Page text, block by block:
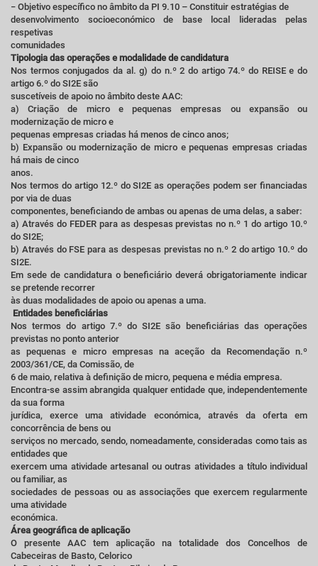
− Objetivo específico no âmbito da PI 9.10 – Constituir estratégias de
desenvolvimento socioeconómico de base local lideradas pelas
respetivas
comunidades
Tipologia das operações e modalidade de candidatura
Nos termos conjugados da al. g) do n.º 2 do artigo 74.º do REISE e do
artigo 6.º do SI2E são
suscetíveis de apoio no âmbito deste AAC:
a) Criação de micro e pequenas empresas ou expansão ou
modernização de micro e
pequenas empresas criadas há menos de cinco anos;
b) Expansão ou modernização de micro e pequenas empresas criadas
há mais de cinco
anos.
Nos termos do artigo 12.º do SI2E as operações podem ser financiadas
por via de duas
componentes, beneficiando de ambas ou apenas de uma delas, a saber:
a) Através do FEDER para as despesas previstas no n.º 1 do artigo 10.º
do SI2E;
b) Através do FSE para as despesas previstas no n.º 2 do artigo 10.º do
SI2E.
Em sede de candidatura o beneficiário deverá obrigatoriamente indicar
se pretende recorrer
às duas modalidades de apoio ou apenas a uma.
Entidades beneficiárias
Nos termos do artigo 7.º do SI2E são beneficiárias das operações
previstas no ponto anterior
as pequenas e micro empresas na aceção da Recomendação n.º
2003/361/CE, da Comissão, de
6 de maio, relativa à definição de micro, pequena e média empresa.
Encontra-se assim abrangida qualquer entidade que, independentemente
da sua forma
jurídica, exerce uma atividade económica, através da oferta em
concorrência de bens ou
serviços no mercado, sendo, nomeadamente, consideradas como tais as
entidades que
exercem uma atividade artesanal ou outras atividades a título individual
ou familiar, as
sociedades de pessoas ou as associações que exercem regularmente
uma atividade
económica.
Área geográfica de aplicação
O presente AAC tem aplicação na totalidade dos Concelhos de
Cabeceiras de Basto, Celorico